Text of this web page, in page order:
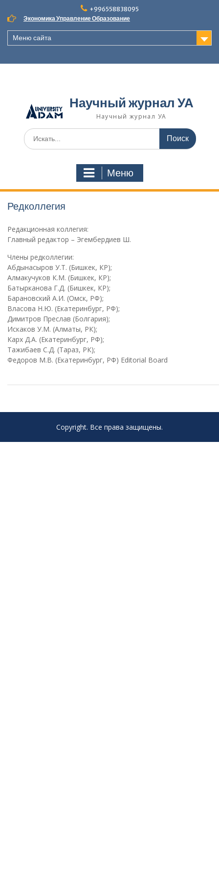
+996558838095
Экономика Управление Образование
Меню сайта
Научный журнал УА
Научный журнал УА
Поиск
для:
Меню
Редколлегия
Редакционная коллегия:
Главный редактор – Эгембердиев Ш.
Члены редколлегии:
Абдынасыров У.Т. (Бишкек, КР);
Алмакучуков К.М. (Бишкек, КР);
Батырканова Г.Д. (Бишкек, КР);
Барановский А.И. (Омск, РФ);
Власова Н.Ю. (Екатеринбург, РФ);
Димитров Преслав (Болгария);
Искаков У.М. (Алматы, РК);
Карх Д.А. (Екатеринбург, РФ);
Тажибаев С.Д. (Тараз, РК);
Федоров М.В. (Екатеринбург, РФ) Editorial Board
Copyright. Все права защищены.